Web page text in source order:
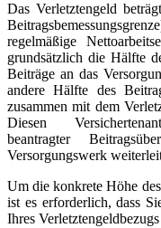
Das Verletztengeld
regelmäßige
grundsätzlich die Hälfte
Beiträge an das
andere Hälfte des
zusammen mit dem
Diesen
beantragter
Versorgungswerk
Um die konkrete Höhe
ist es erforderlich, dass
Ihres